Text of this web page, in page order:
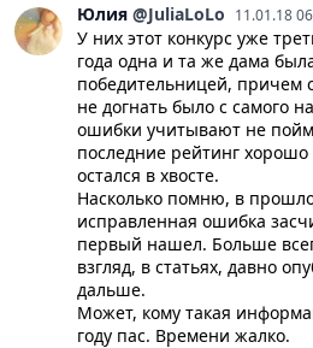
Юлия @JuliaLoLo 11.01.18
У них этот конкурс уже
года одна и та же дама
победительницей, причем
не догнать было с самого
ошибки учитывают не
последние рейтинг хорошо
остался в хвосте.
Насколько помню, в
исправленная ошибка
первый нашел. Больше
взгляд, в статьях, давно
дальше.
Может, кому такая
году пас. Времени жалко.